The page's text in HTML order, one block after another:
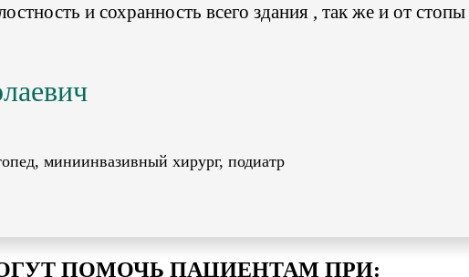
и сохранность всего здания , так же и от стопы
миниинвазивный хирург, подиатр
ПОМОЧЬ ПАЦИЕНТАМ ПРИ: